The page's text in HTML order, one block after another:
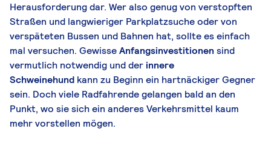
Herausforderung dar. Wer also genug von verstopften
Straßen und langwieriger Parkplatzsuche oder von
verspäteten Bussen und Bahnen hat, sollte es einfach
mal versuchen. GewisseAnfangsinvestitionensind
vermutlich notwendig und derinnere
Schweinehund kann zu Beginn ein hartnäckiger Gegner
sein. Doch viele Radfahrende gelangen bald an den
Punkt, wo sie sich ein anderes Verkehrsmittel kaum
mehr vorstellen mögen.